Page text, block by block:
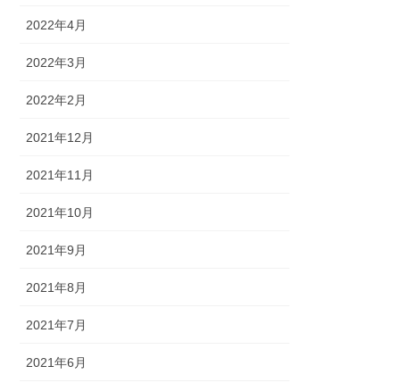
2022年4月
2022年3月
2022年2月
2021年12月
2021年11月
2021年10月
2021年9月
2021年8月
2021年7月
2021年6月